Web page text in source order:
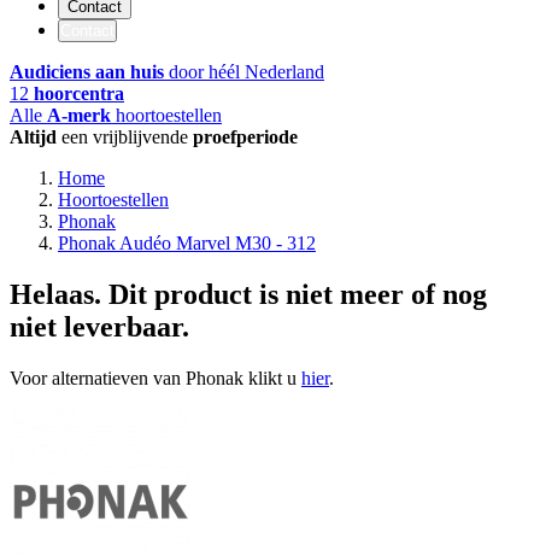
Contact
Audiciens aan huis door héél Nederland
12 hoorcentra
Alle A-merk hoortoestellen
Altijd een vrijblijvende proefperiode
Home
Hoortoestellen
Phonak
Phonak Audéo Marvel M30 - 312
Helaas. Dit product is niet meer of nog
niet leverbaar.
Voor alternatieven van Phonak klikt u hier.